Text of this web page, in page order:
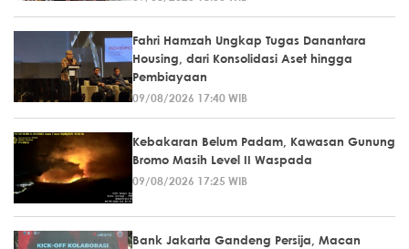
Fahri Hamzah Ungkap Tugas Danantara
Housing, dari Konsolidasi Aset hingga
Pembiayaan
09/08/2026 17:40 WIB
Kebakaran Belum Padam, Kawasan Gunung
Bromo Masih Level II Waspada
09/08/2026 17:25 WIB
Bank Jakarta Gandeng Persija, Macan